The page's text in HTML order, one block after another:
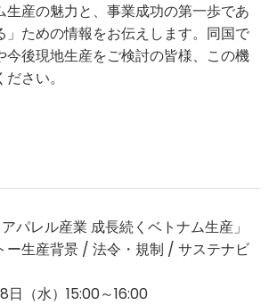
生産の魅力と、事業成功の第一歩であ
」ための情報をお伝えします。同国で
今後現地生産をご検討の皆様、この機
さい。
パレル産業 成長続くベトナム生産」
ー生産背景 / 法令・規制 / サステナビ
（水）15:00～16:00